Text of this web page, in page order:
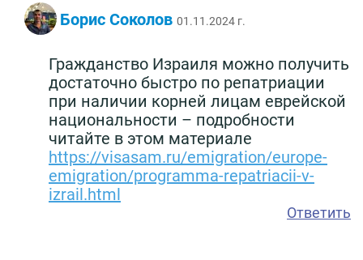
Борис Соколов 01.11.2024 г.
Гражданство Израиля можно получить
достаточно быстро по репатриации
при наличии корней лицам еврейской
национальности – подробности
читайте в этом материале
https://visasam.ru/emigration/europe-
emigration/programma-repatriacii-v-
izrail.html
Ответить